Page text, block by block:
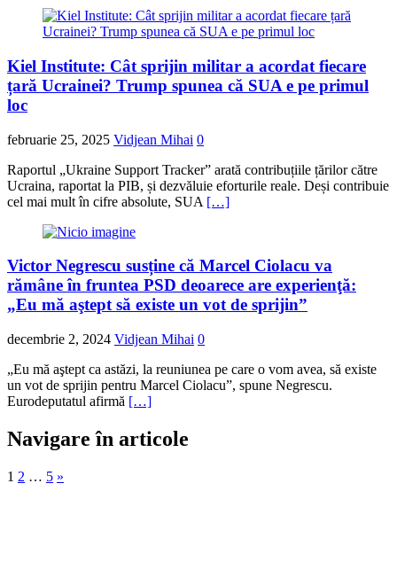
Kiel Institute: Cât sprijin militar a acordat fiecare
țară Ucrainei? Trump spunea că SUA e pe primul
loc
februarie 25, 2025 Vidjean Mihai 0
Raportul „Ukraine Support Tracker” arată contribuțiile țărilor către
Ucraina, raportat la PIB, și dezvăluie eforturile reale. Deși contribuie
cel mai mult în cifre absolute, SUA […]
Victor Negrescu susține că Marcel Ciolacu va
rămâne în fruntea PSD deoarece are experienţă:
„Eu mă aştept să existe un vot de sprijin”
decembrie 2, 2024 Vidjean Mihai 0
„Eu mă aştept ca astăzi, la reuniunea pe care o vom avea, să existe
un vot de sprijin pentru Marcel Ciolacu”, spune Negrescu.
Eurodeputatul afirmă […]
Navigare în articole
1 2 … 5 »